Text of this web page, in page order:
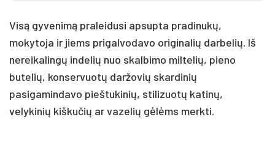
Visą gyvenimą praleidusi apsupta pradinukų,
mokytoja ir jiems prigalvodavo originalių darbelių. Iš
nereikalingų indelių nuo skalbimo miltelių, pieno
butelių, konservuotų daržovių skardinių
pasigamindavo pieštukinių, stilizuotų katinų,
velykinių kiškučių ar vazelių gėlėms merkti.